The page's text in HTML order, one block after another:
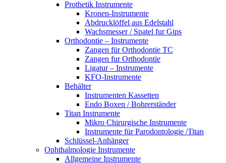
Prothetik Instrumente
Kronen-Instrumente
Abdrucklöffel aus Edelstahl
Wachsmesser / Spatel fur Gips
Orthodontie – Instrumente
Zangen für Orthodontie TC
Zangen fur Orthodontie
Ligatur – Instrumente
KFO-Instrumente
Behälter
Instrumenten Kassetten
Endo Boxen / Bohrerständer
Titan Instrumente
Mikro Chirurgische Instrumente
Instrumente für Parodontologie /Titan
Schlüssel-Anhänger
Ophthalmologie Instrumente
Allgemeine Instrumente